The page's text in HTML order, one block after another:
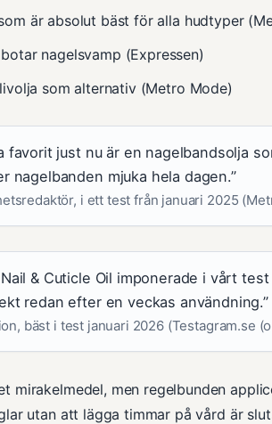
är absolut bäst för alla hudtyper
nagelsvamp (Expressen)
som alternativ (Metro Mode)
favorit just nu är en nagelbandsolja
nagelbanden mjuka hela dagen.”
i ett test från januari 2025
Nail & Cuticle Oil imponerade i vårt
redan efter en veckas användning.”
bäst i test januari 2026 (Testagram.se
mirakelmedel, men regelbunden
utan att lägga timmar på vård är